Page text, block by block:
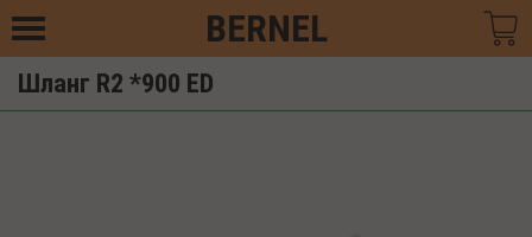
BERNEL
Шланг R2 *900 ED